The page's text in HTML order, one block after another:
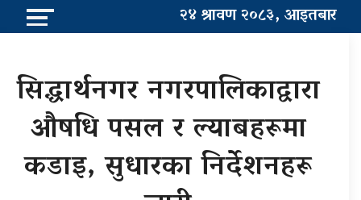
२४ श्रावण २०८३, आइतबार
सिद्धार्थनगर नगरपालिकाद्वारा
औषधि पसल र ल्याबहरूमा
कडाइ, सुधारका निर्देशनहरू